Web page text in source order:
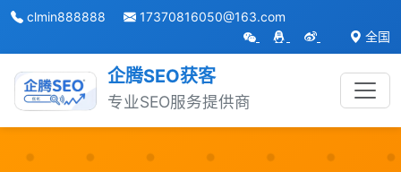
clmin888888
17370816050@163.com
全国
企腾SEO获客
专业SEO服务提供商